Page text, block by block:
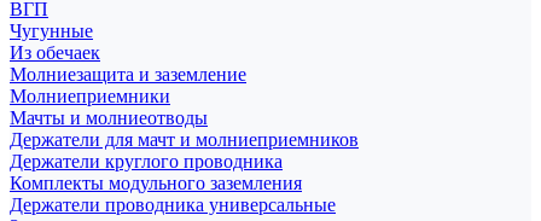
ВГП
Чугунные
Из обечаек
Молниезащита и заземление
Молниеприемники
Мачты и молниеотводы
Держатели для мачт и молниеприемников
Держатели круглого проводника
Комплекты модульного заземления
Держатели проводника универсальные